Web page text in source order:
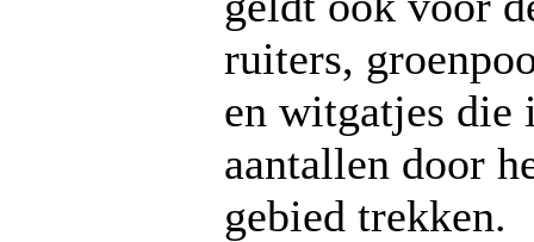
ruiters,
en witgatjes die
aantallen door
gebied trekken.